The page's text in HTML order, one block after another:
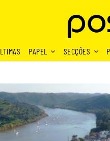
PAPEL SECÇÕES